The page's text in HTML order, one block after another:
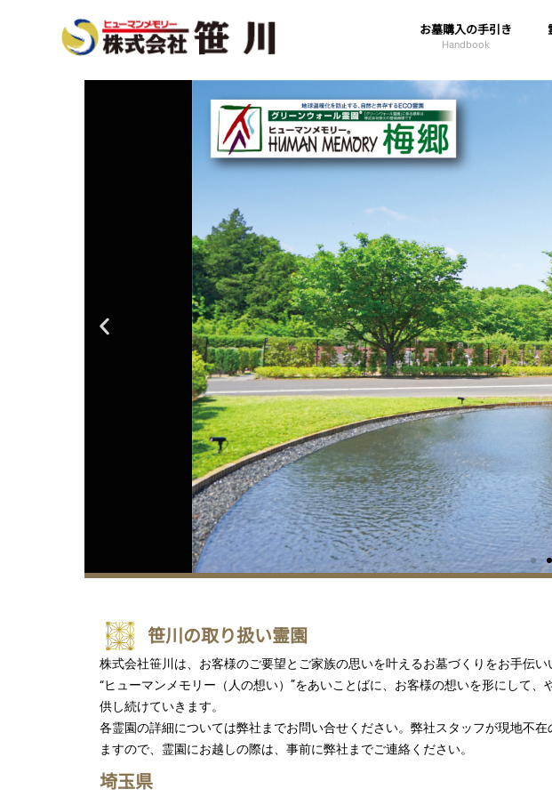
お墓購入の手引き
笹川の取り扱い霊園
株式会社笹川は、お客様のご要望とご家族の思いを叶えるお墓づくりをお手伝い
“ヒューマンメモリー（人の想い）”をあいことばに、お客様の想いを形にして、
供し続けていきます。
各霊園の詳細については弊社までお問い合せください。弊社スタッフが現地不在
ますので、霊園にお越しの際は、事前に弊社までご連絡ください。
埼玉県